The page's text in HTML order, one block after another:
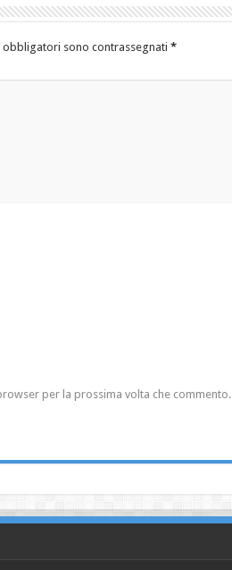
sono contrassegnati *
per la prossima volta che commento.